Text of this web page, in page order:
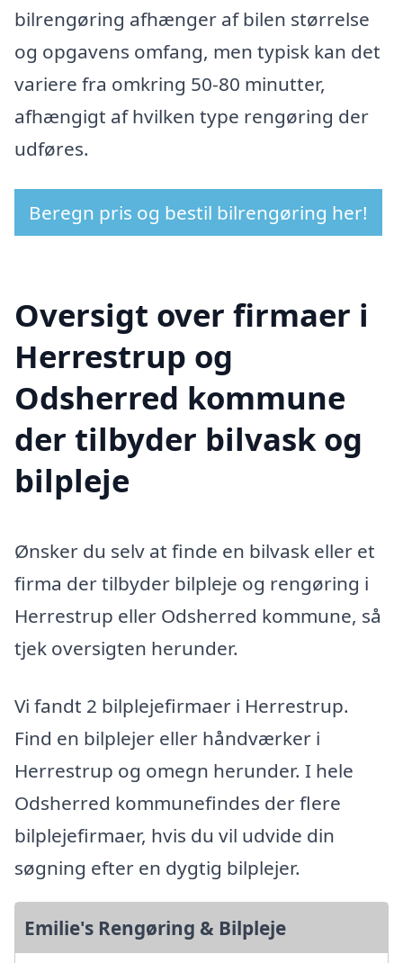
bilrengøring afhænger af bilen størrelse
og opgavens omfang, men typisk kan det
variere fra omkring 50-80 minutter,
afhængigt af hvilken type rengøring der
udføres.
Beregn pris og bestil bilrengøring her!
Oversigt over firmaer i
Herrestrup og
Odsherred kommune
der tilbyder bilvask og
bilpleje
Ønsker du selv at finde en bilvask eller et
firma der tilbyder bilpleje og rengøring i
Herrestrup eller Odsherred kommune, så
tjek oversigten herunder.
Vi fandt 2 bilplejefirmaer i Herrestrup.
Find en bilplejer eller håndværker i
Herrestrup og omegn herunder. I hele
Odsherred kommunefindes der flere
bilplejefirmaer, hvis du vil udvide din
søgning efter en dygtig bilplejer.
Emilie's Rengøring & Bilpleje